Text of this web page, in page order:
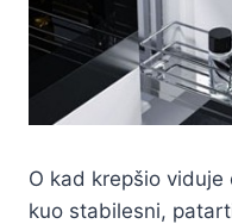
O kad krepšio
kuo stabilesni,